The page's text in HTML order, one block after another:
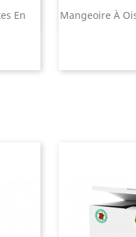
En
Mangeoire À